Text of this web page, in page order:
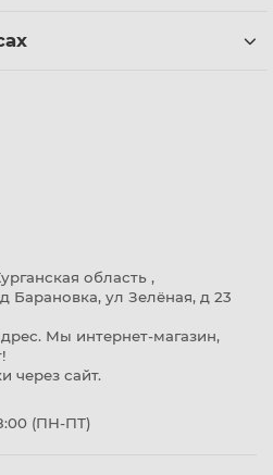
область ,
ул Зелёная, д 23
Мы интернет-магазин,
через сайт.
(ПН-ПТ)